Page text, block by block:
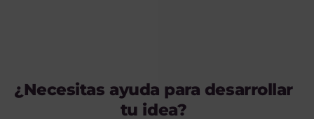
¿Necesitas ayuda para desarrollar
tu idea?